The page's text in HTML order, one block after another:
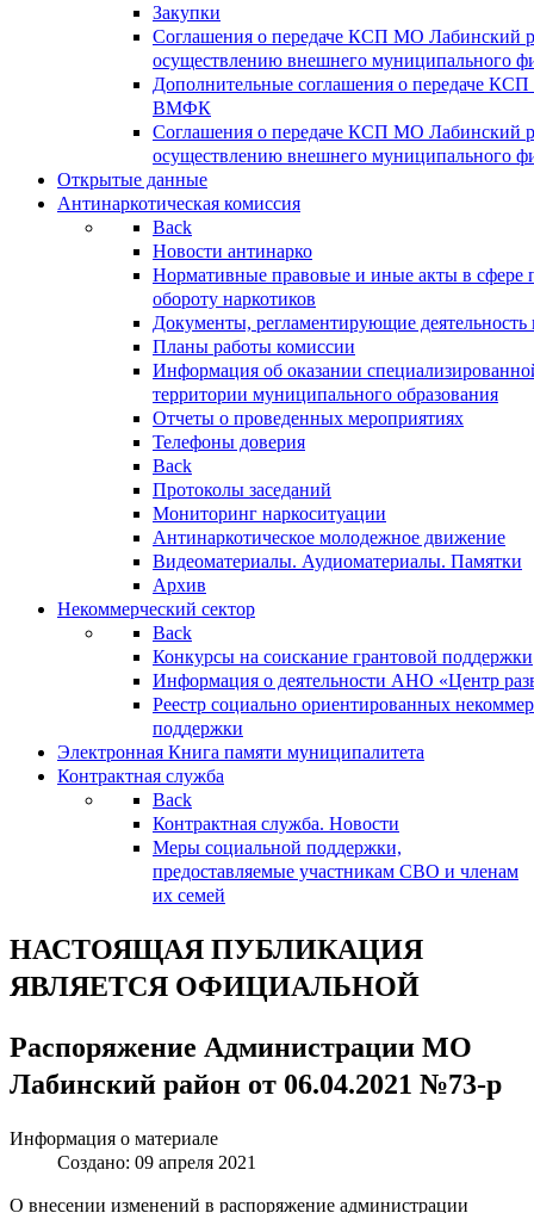
Закупки
Соглашения о передаче КСП МО Лабинский
осуществлению внешнего муниципального
Дополнительные соглашения о передаче
ВМФК
Соглашения о передаче КСП МО Лабинский
осуществлению внешнего муниципального
Открытые данные
Антинаркотическая комиссия
Back
Новости антинарко
Нормативные правовые и иные акты в сфере
обороту наркотиков
Документы, регламентирующие деятельность
Планы работы комиссии
Информация об оказании
территории муниципального образования
Отчеты о проведенных мероприятиях
Телефоны доверия
Back
Протоколы заседаний
Мониторинг наркоситуации
Антинаркотическое молодежное движение
Видеоматериалы. Аудиоматериалы. Памятки
Архив
Некоммерческий сектор
Back
Конкурсы на соискание грантовой поддержки
Информация о деятельности АНО «Центр
Реестр социально ориентированных
поддержки
Электронная Книга памяти муниципалитета
Контрактная служба
Back
Контрактная служба. Новости
Меры социальной поддержки,
предоставляемые участникам СВО и членам
их семей
НАСТОЯЩАЯ ПУБЛИКАЦИЯ
ЯВЛЯЕТСЯ ОФИЦИАЛЬНОЙ
Распоряжение Администрации МО
Лабинский район от 06.04.2021 №73-р
Информация о материале
Создано: 09 апреля 2021
О внесении изменений в распоряжение администрации